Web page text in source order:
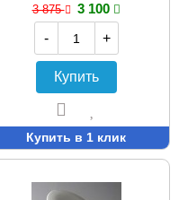
3 875
3 100
-
+
Купить
Купить в 1 клик